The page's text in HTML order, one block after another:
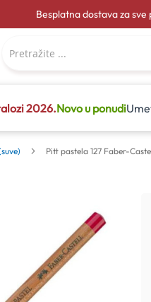
Besplatna dostava za
2026.Novo u ponudi
Pitt pastela 127 Faber-